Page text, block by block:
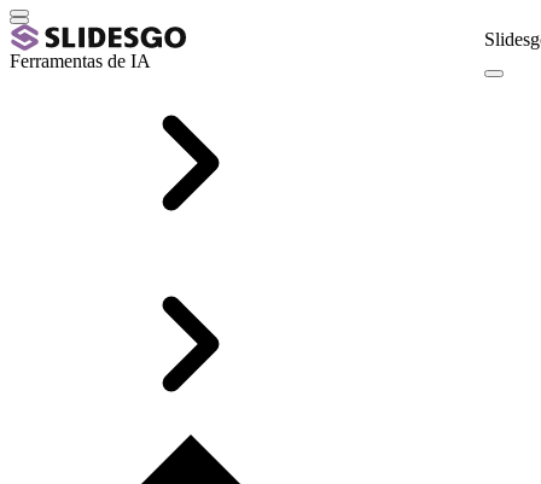
Ferramentas de IA